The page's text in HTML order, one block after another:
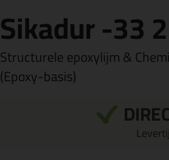
Sikadur -33
Structurele epoxylijm &
(Epoxy-basis)